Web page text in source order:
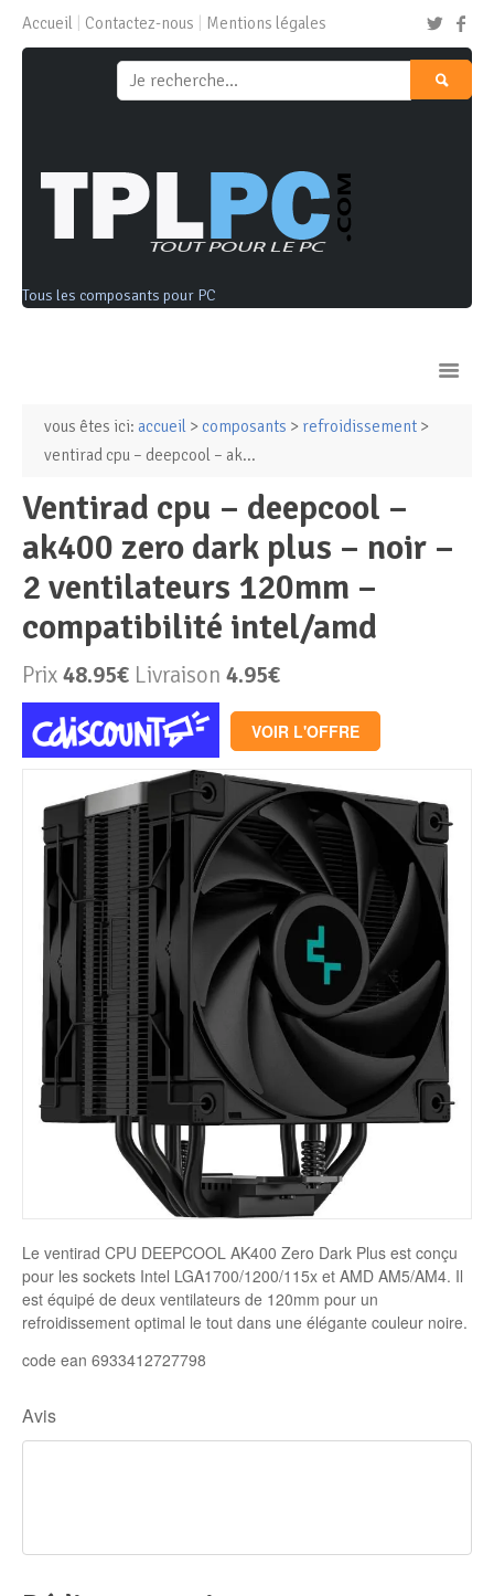
Accueil Contactez-nous Mentions légales
Tous les composants pour PC
Ordinateurs & Tablettes
PC de bureau
Mini PC
PC Tout-en-un
Barebone
Tablettes
Alimentation PC
Boitier PC
Carte graphique
Mémoire PC
Mémoire Notebook
Processeur
Disque SSD
Périphériques & Réseaux
Clavier & Souris
Ecran PC
Réseaux
vous êtes ici: accueil > composants > refroidissement >
ventirad cpu – deepcool – ak...
ventirad cpu – deepcool –
ak400 zero dark plus – noir –
2 ventilateurs 120mm –
compatibilité intel/amd
Prix48.95€ Livraison 4.95€
VOIR L'OFFRE
Le ventirad CPU DEEPCOOL AK400 Zero Dark Plus est conçu
pour les sockets Intel LGA1700/1200/115x et AMD AM5/AM4. Il
est équipé de deux ventilateurs de 120mm pour un
refroidissement optimal le tout dans une élégante couleur noire.
code ean 6933412727798
Avis